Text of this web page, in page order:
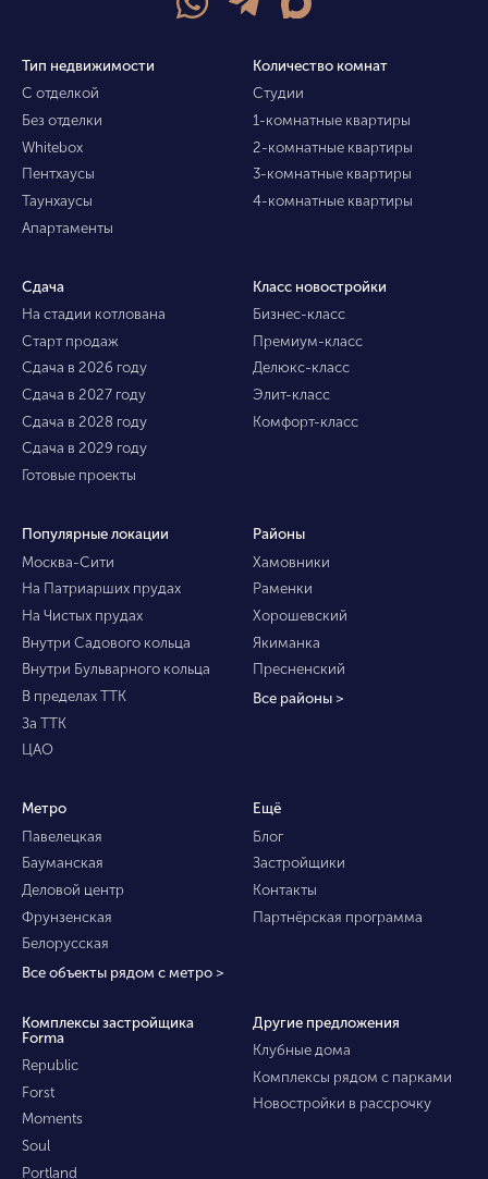
Тип недвижимости
С отделкой
Без отделки
Whitebox
Пентхаусы
Таунхаусы
Апартаменты
Количество комнат
Студии
1-комнатные квартиры
2-комнатные квартиры
3-комнатные квартиры
4-комнатные квартиры
Сдача
На стадии котлована
Старт продаж
Сдача в 2026 году
Сдача в 2027 году
Сдача в 2028 году
Сдача в 2029 году
Готовые проекты
Класс новостройки
Бизнес-класс
Премиум-класс
Делюкс-класс
Элит-класс
Комфорт-класс
Популярные локации
Москва-Сити
На Патриарших прудах
На Чистых прудах
Внутри Садового кольца
Внутри Бульварного кольца
В пределах ТТК
За ТТК
ЦАО
Районы
Хамовники
Раменки
Хорошевский
Якиманка
Пресненский
Все районы >
Метро
Павелецкая
Бауманская
Деловой центр
Фрунзенская
Белорусская
Все объекты рядом с метро >
Ещё
Блог
Застройщики
Контакты
Партнёрская программа
Комплексы застройщика
Forma
Republic
Forst
Moments
Soul
Portland
Другие предложения
Клубные дома
Комплексы рядом с парками
Новостройки в рассрочку